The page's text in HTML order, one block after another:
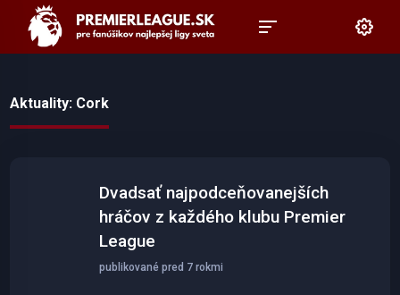
Aktuality: Cork
Dvadsať najpodceňovanejších
hráčov z každého klubu Premier
League
publikované pred 7 rokmi